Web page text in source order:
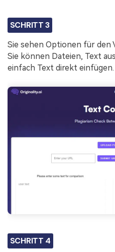
SCHRITT 3
Sie sehen Optionen für den
Sie können Dateien, Text
einfach Text direkt einfügen.
SCHRITT 4